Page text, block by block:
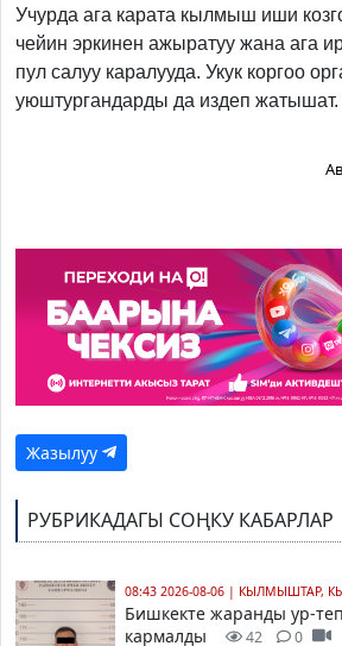
Учурда ага карата кылмыш иши
чейин эркинен ажыратуу жана ага
пул салуу каралууда. Укук коргоо
уюштургандарды да издеп жатышат.
Жазылуу
РУБРИКАДАГЫ СОҢКУ КАБАРЛАР
08:43 2026-08-06 | КЫЛМЫШТАР,
Бишкекте жаранды ур-
кармалды
42 0